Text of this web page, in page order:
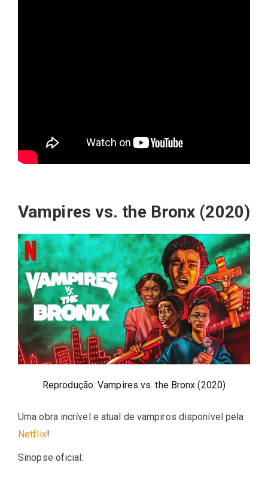
Vampires vs. the Bronx (2020)
Reprodução: Vampires vs. the Bronx (2020)
Uma obra incrível e atual de vampiros disponível pela
Netflix!
Sinopse oficial: